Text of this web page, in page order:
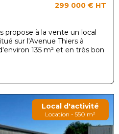
299 000 € HT
propose à la vente un local
sur l'Avenue Thiers à
135 m² et en très bon
Local d'activité
Location - 550 m²